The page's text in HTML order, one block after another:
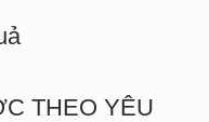
THEO YÊU